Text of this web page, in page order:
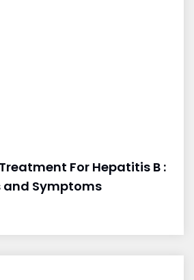
For Hepatitis B :
and Symptoms